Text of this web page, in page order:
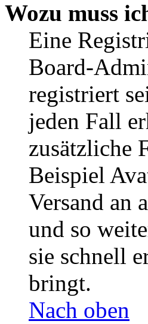
Wozu muss
Eine
Board-
registriert
jeden Fall
zusätzliche
Beispiel
Versand an
und so
sie schnell
bringt.
Nach oben